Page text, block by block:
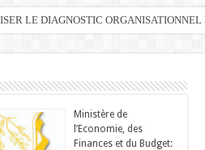
LE DIAGNOSTIC
Ministère de
l’Economie, des
Finances et du Budget: